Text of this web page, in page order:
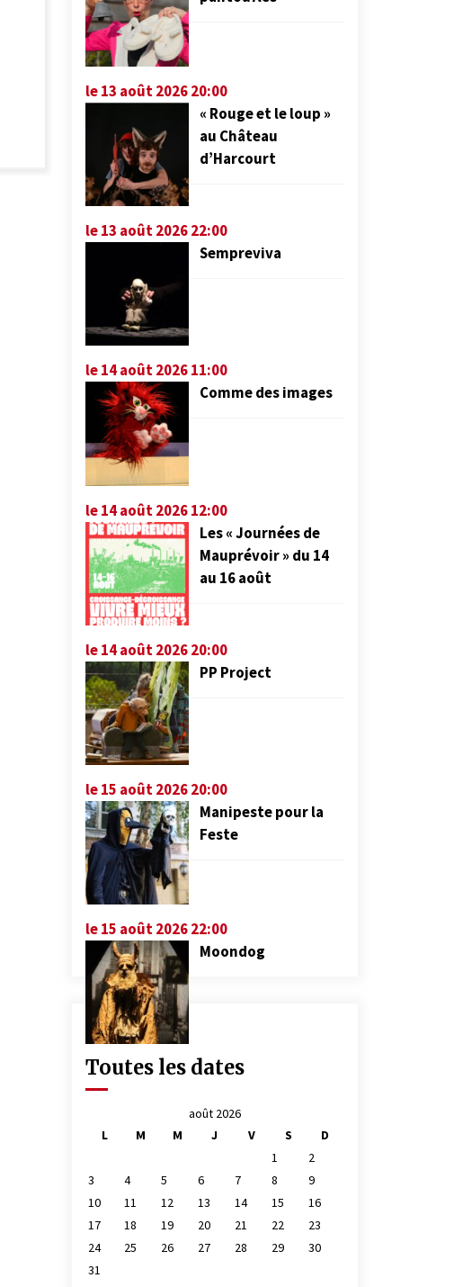
le 13 août 2026 20:00
« Rouge et le loup »
au Château
d’Harcourt
le 13 août 2026 22:00
Sempreviva
le 14 août 2026 11:00
Comme des images
le 14 août 2026 12:00
Les « Journées de
Mauprévoir » du 14
au 16 août
le 14 août 2026 20:00
PP Project
le 15 août 2026 20:00
Manipeste pour la
Feste
le 15 août 2026 22:00
Moondog
Toutes les dates
août 2026
L
M M J V S
D
1
2
3
4 5 6 7 8
9
10
11 12 13 14 15
16
17
18 19 20 21 22
23
24
25 26 27 28 29
30
31